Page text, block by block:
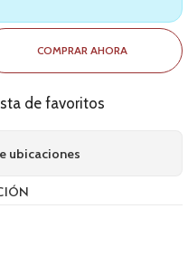
COMPRAR AHORA
de favoritos
ubicaciones